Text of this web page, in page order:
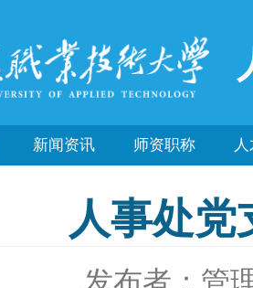
新闻资讯 师资职称
人事处